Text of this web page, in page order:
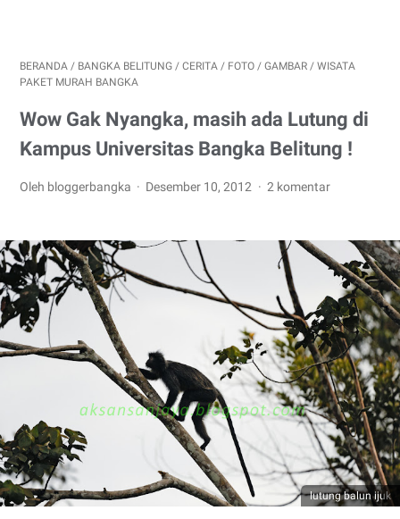
BERANDA / BANGKA BELITUNG / CERITA / FOTO / GAMBAR / WISATA
PAKET MURAH BANGKA
Wow Gak Nyangka, masih ada Lutung di
Kampus Universitas Bangka Belitung !
Oleh bloggerbangka Desember 10, 2012 2 komentar
lutung balun ijuk